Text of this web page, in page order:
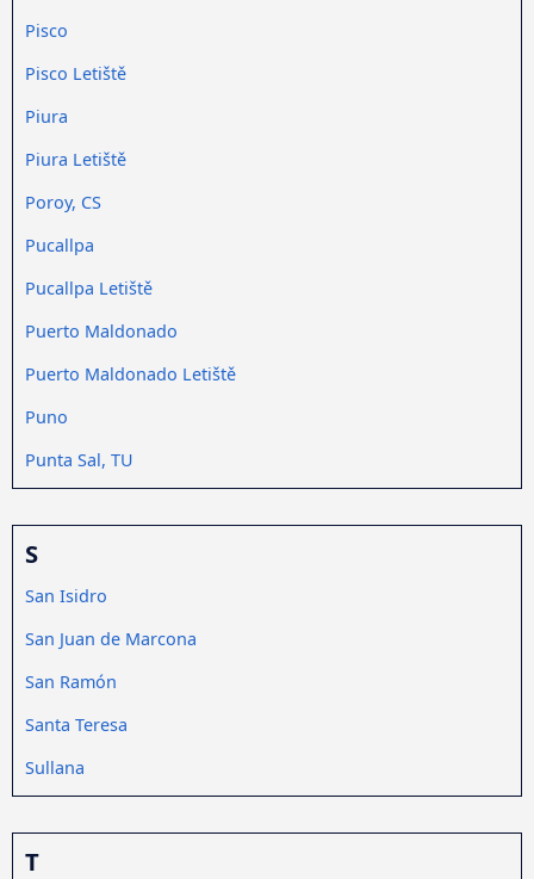
Pisco
Pisco Letiště
Piura
Piura Letiště
Poroy, CS
Pucallpa
Pucallpa Letiště
Puerto Maldonado
Puerto Maldonado Letiště
Puno
Punta Sal, TU
S
San Isidro
San Juan de Marcona
San Ramón
Santa Teresa
Sullana
T